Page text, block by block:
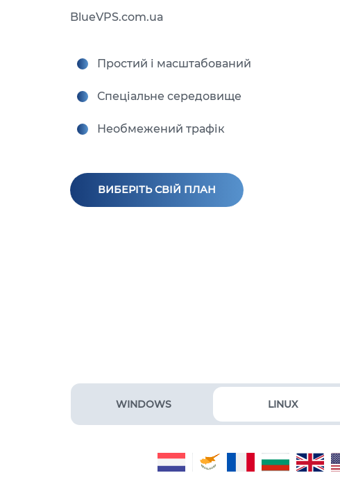
BlueVPS.com.ua
Простий і масштабований
Спеціальне середовище
Необмежений трафік
ВИБЕРІТЬ СВІЙ ПЛАН
WINDOWS LINUX